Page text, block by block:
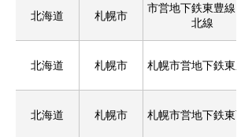
北海道 札幌市
市営地下鉄東豊線・南
北線
北海道 札幌市 札幌市営地下鉄東豊線
北海道 札幌市 札幌市営地下鉄東西線